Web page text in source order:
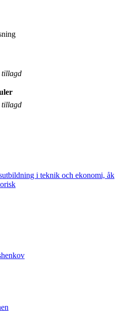
tillagd
tillagd
i teknik och ekonomi, åk